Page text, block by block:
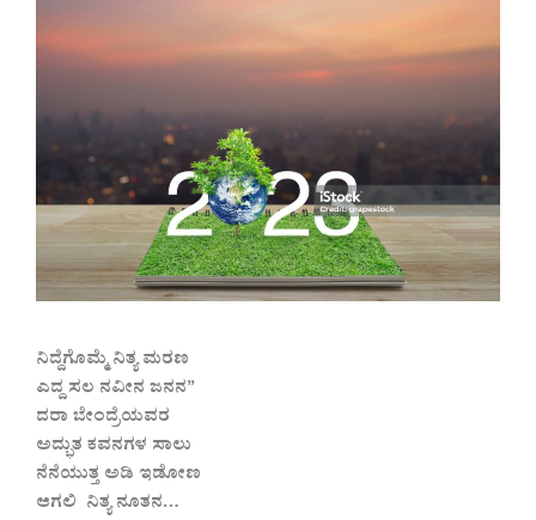
ನಿದ್ದೆಗೊಮ್ಮೆ ನಿತ್ಯ ಮರಣ
ಎದ್ದ ಸಲ ನವೀನ ಜನನ”
ದರಾ ಬೇಂದ್ರೆಯವರ
ಅದ್ಭುತ ಕವನಗಳ ಸಾಲು
ನೆನೆಯುತ್ತ ಅಡಿ ಇಡೋಣ
ಆಗಲಿ ನಿತ್ಯ ನೂತನ…